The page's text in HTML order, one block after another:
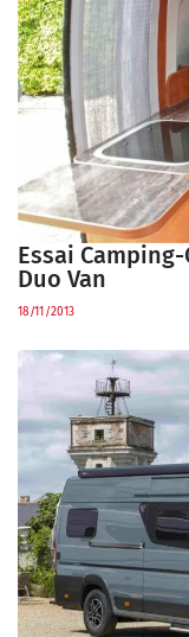
Essai Camping-
Duo Van
18/11/2013